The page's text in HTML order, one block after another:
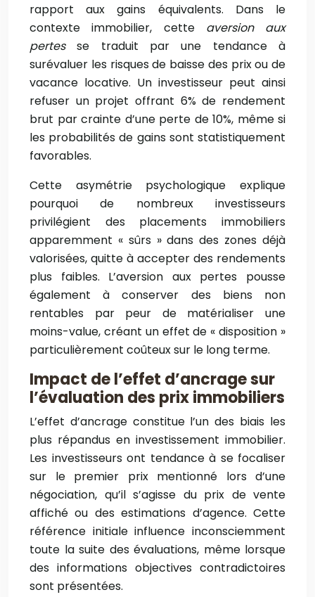
rapport aux gains équivalents. Dans le
contexte immobilier, cette aversion aux
pertesse traduit par une tendance à
surévaluer les risques de baisse des prix ou de
vacance locative. Un investisseur peut ainsi
refuser un projet offrant 6% de rendement
brut par crainte d’une perte de 10%, même si
les probabilités de gains sont statistiquement
favorables.
Cette asymétrie psychologique explique
pourquoi de nombreux investisseurs
privilégient des placements immobiliers
apparemment « sûrs » dans des zones déjà
valorisées, quitte à accepter des rendements
plus faibles. L’aversion aux pertes pousse
également à conserver des biens non
rentables par peur de matérialiser une
moins-value, créant un effet de « disposition »
particulièrement coûteux sur le long terme.
Impact de l’effet d’ancrage sur
l’évaluation des prix immobiliers
L’effet d’ancrage constitue l’un des biais les
plus répandus en investissement immobilier.
Les investisseurs ont tendance à se focaliser
sur le premier prix mentionné lors d’une
négociation, qu’il s’agisse du prix de vente
affiché ou des estimations d’agence. Cette
référence initiale influence inconsciemment
toute la suite des évaluations, même lorsque
des informations objectives contradictoires
sont présentées.